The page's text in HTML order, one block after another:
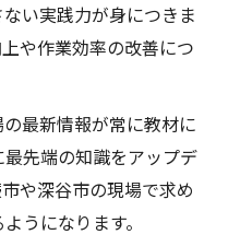
い実践力が身につきま
や作業効率の改善につ
最新情報が常に教材に
先端の知識をアップデ
や深谷市の現場で求め
うになります。